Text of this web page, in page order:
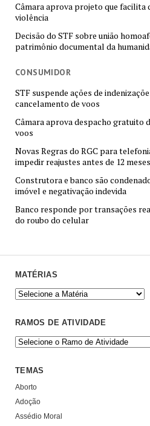
Câmara aprova projeto que facilita
violência
Decisão do STF sobre união
patrimônio documental da
CONSUMIDOR
STF suspende ações de
cancelamento de voos
Câmara aprova despacho gratuito
voos
Novas Regras do RGC para
impedir reajustes antes de 12 meses
Construtora e banco são
imóvel e negativação indevida
Banco responde por transações
do roubo do celular
MATÉRIAS
RAMOS DE ATIVIDADE
TEMAS
Aborto
Adoção
Assédio Moral